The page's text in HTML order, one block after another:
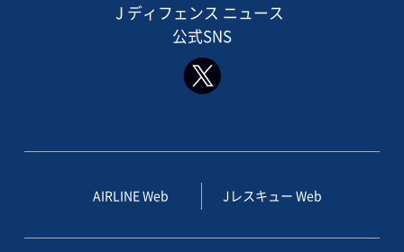
J ディフェンス ニュース
公式SNS
AIRLINE Web Jレスキュー Web